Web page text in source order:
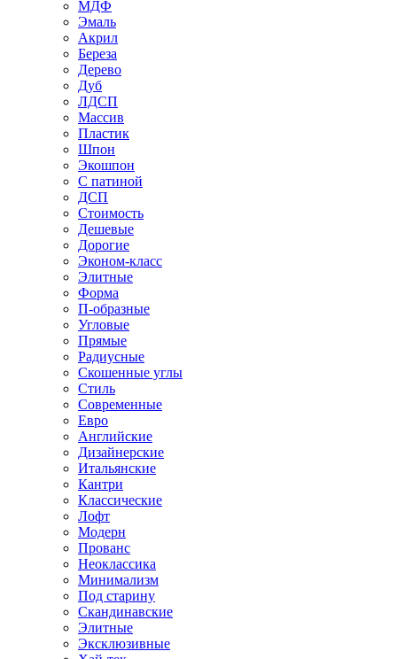
МДФ
Эмаль
Акрил
Береза
Дерево
Дуб
ЛДСП
Массив
Пластик
Шпон
Экошпон
С патиной
ДСП
Стоимость
Дешевые
Дорогие
Эконом-класс
Элитные
Форма
П-образные
Угловые
Прямые
Радиусные
Скошенные углы
Стиль
Современные
Евро
Английские
Дизайнерские
Итальянские
Кантри
Классические
Лофт
Модерн
Прованс
Неоклассика
Минимализм
Под старину
Скандинавские
Элитные
Эксклюзивные